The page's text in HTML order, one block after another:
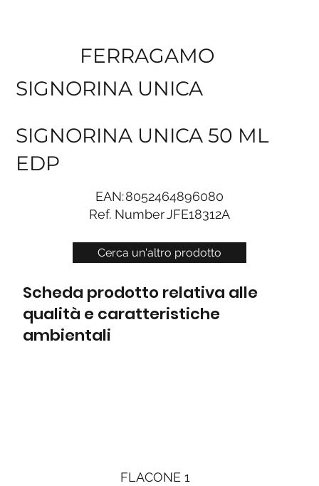
Cerca un'altro prodotto
FERRAGAMO
SIGNORINA UNICA
SIGNORINA UNICA 50 ML
EDP
EAN:8052464896080
Ref. NumberJFE18312A
Scheda prodotto relativa alle
qualità e caratteristiche
ambientali
FLACONE 1